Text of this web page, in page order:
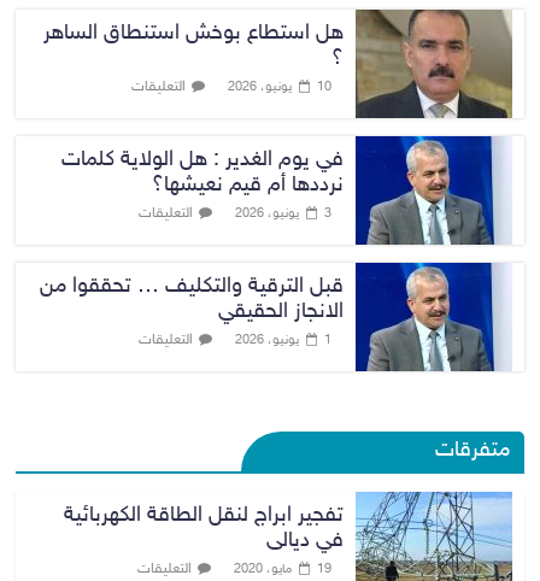
هل استطاع بوخش استنطاق الساهر
؟
10 يونيو، 2026 التعليقات
في يوم الغدير : هل الولاية كلمات
نرددها أم قيم نعيشها؟
3 يونيو، 2026 التعليقات
قبل الترقية والتكليف … تحققوا من
الانجاز الحقيقي
1 يونيو، 2026 التعليقات
متفرقات
تفجير ابراج لنقل الطاقة الكهربائية
في ديالى
19 مايو، 2020 التعليقات